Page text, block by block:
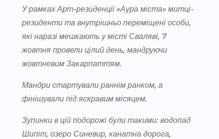
У рамках Арт-резиденції «Аура міста» митці-
резиденти та внутрішньо переміщені особи,
які наразі мешкають у місті Сваляві, 7
жовтня провели цілий день, мандруючи
жовтневим Закарпаттям.
Мандри стартували раннім ранком, а
фінішували під яскравим місяцем.
Зупинки в цій подорожі були такими: водопад
Шипіт, озеро Синевир, канатна дорога,